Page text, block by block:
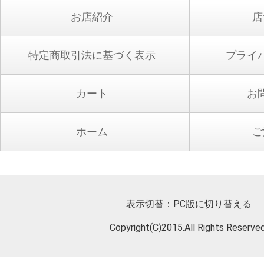
お店紹介
特定商取引法に基づく表示 プライ
カート お
ホーム
表示切替： PC版に切り替える
Copyright(C)2015.All Rights